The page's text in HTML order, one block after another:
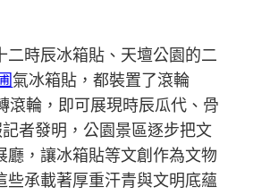
二時辰冰箱貼、天壇公園的二
氣冰箱貼，都裝置了滾輪
滾輪，即可展現時辰瓜代、骨
者發明，公園景區逐步把文
廳，讓冰箱貼等文創作為文物
些承載著厚重汗青與文明底蘊